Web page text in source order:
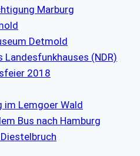
Marburg
Detmold
Landesfunkhauses (NDR)
2018
im Lemgoer Wald
Bus nach Hamburg